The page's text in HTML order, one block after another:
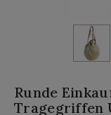
Runde
Tragegriffen